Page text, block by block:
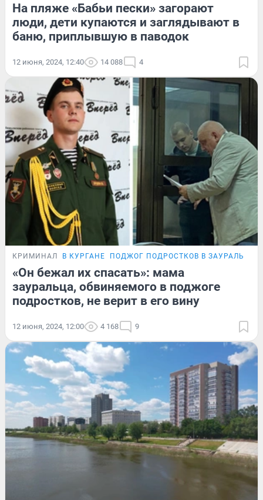
На пляже «Бабьи пески» загорают
люди, дети купаются и заглядывают в
баню, приплывшую в паводок
12 июня, 2024, 12:40 14 088 4
КРИМИНАЛ В КУРГАНЕ ПОДЖОГ ПОДРОСТКОВ В ЗАУРАЛЬЕ
«Он бежал их спасать»: мама
зауральца, обвиняемого в поджоге
подростков, не верит в его вину
12 июня, 2024, 12:00 4 168 9